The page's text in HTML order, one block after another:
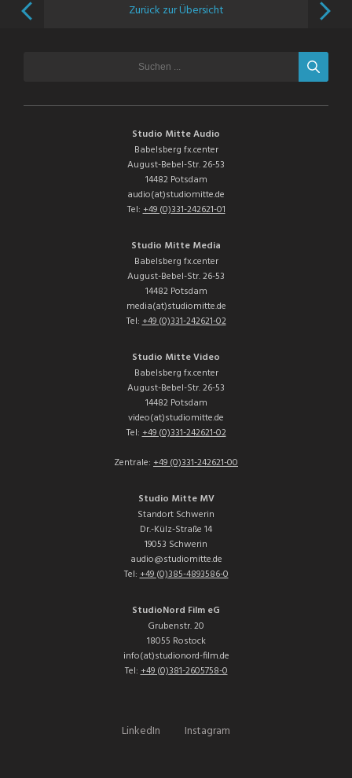
Zurück zur Übersicht
Studio Mitte Audio
Babelsberg fx.center
August-Bebel-Str. 26-53
14482 Potsdam
audio(at)studiomitte.de
Tel:+49 (0)331-242621-01
Studio Mitte Media
Babelsberg fx.center
August-Bebel-Str. 26-53
14482 Potsdam
media(at)studiomitte.de
Tel:+49 (0)331-242621-02
Studio Mitte Video
Babelsberg fx.center
August-Bebel-Str. 26-53
14482 Potsdam
video(at)studiomitte.de
Tel:+49 (0)331-242621-02
Zentrale: +49 (0)331-242621-00
Studio Mitte MV
Standort Schwerin
Dr.-Külz-Straße 14
19053 Schwerin
audio@studiomitte.de
Tel:+49 (0)385-4893586-0
StudioNord Film eG
Grubenstr. 20
18055 Rostock
info(at)studionord-film.de
Tel:+49 (0)381-2605758-0
LinkedIn Instagram